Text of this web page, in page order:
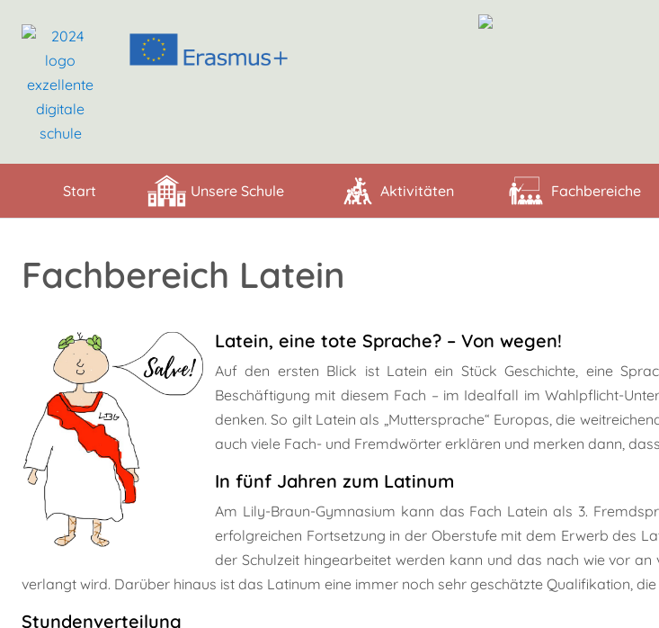
Start Unsere Schule Aktivitäten Fachbereiche
Fachbereich Latein
Latein, eine tote Sprache? – Von wegen!
Auf den ersten Blick ist Latein ein Stück Geschichte, eine
Beschäftigung mit diesem Fach – im Idealfall im Wahlpflicht-
denken. So gilt Latein als „Muttersprache“ Europas, die
auch viele Fach- und Fremdwörter erklären und merken dann,
In fünf Jahren zum Latinum
Am Lily-Braun-Gymnasium kann das Fach Latein als 3.
erfolgreichen Fortsetzung in der Oberstufe mit dem Erwerb des
der Schulzeit hingearbeitet werden kann und das nach wie vor
verlangt wird. Darüber hinaus ist das Latinum eine immer noch sehr geschätzte Qualifikation,
Stundenverteilung